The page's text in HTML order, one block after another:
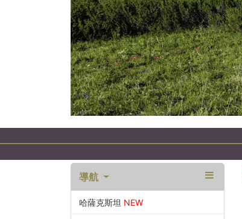
導航
哈薩克斯坦 NEW